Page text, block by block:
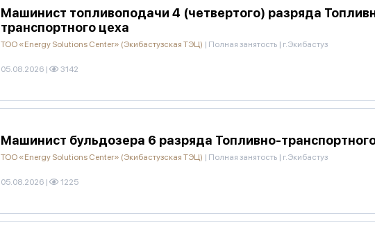
Машинист топливоподачи 4 (четвертого) разряда
транспортного цеха
ТОО «Energy Solutions Center» (Экибастузская ТЭЦ) | Полная занятость | г.Экибастуз
05.08.2026 | 3142
Машинист бульдозера 6 разряда Топливно-
ТОО «Energy Solutions Center» (Экибастузская ТЭЦ) | Полная занятость | г.Экибастуз
05.08.2026 | 1225